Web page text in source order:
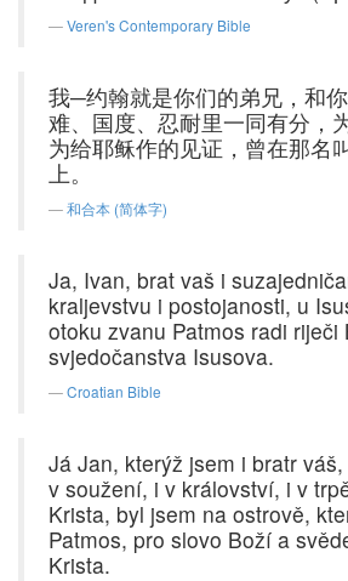
Veren's Contemporary Bible
我─约翰就是你们的弟兄，和
难、国度、忍耐里一同有分
为给耶稣作的见证，曾在那名
上。
和合本 (简体字)
Ja, Ivan, brat vaš i
kraljevstvu i postojanosti, u
otoku zvanu Patmos radi riječi
svjedočanstva Isusova.
Croatian Bible
Já Jan, kterýž jsem i bratr
v soužení, i v království, i v
Krista, byl jsem na ostrově,
Patmos, pro slovo Boží a
Krista.